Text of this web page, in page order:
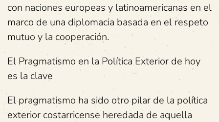
con naciones europeas y latinoamericanas en el
marco de una diplomacia basada en el respeto
mutuo y la cooperación.
El Pragmatismo en la Política Exterior de hoy
es la clave
El pragmatismo ha sido otro pilar de la política
exterior costarricense heredada de aquella